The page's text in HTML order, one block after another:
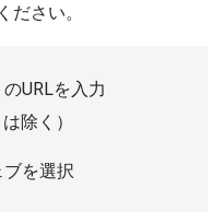
ださい。
URLを入力
除く）
を選択